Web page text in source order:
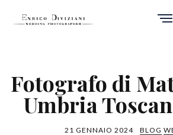
Fotografo di
Umbria
21 GENNAIO 2024 BLOG